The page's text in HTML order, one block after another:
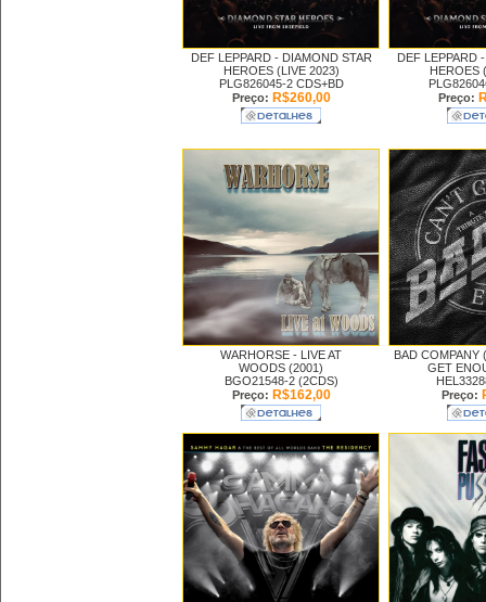
DEF LEPPARD - DIAMOND STAR
HEROES (LIVE 2023)
PLG826045-2 CDS+BD
Preço: R$260,00
DEF LEPPARD
HEROES
Preço:
WARHORSE - LIVE AT
WOODS (2001)
BGO21548-2 (2CDS)
Preço: R$162,00
BAD COMPANY
GET
Preço: